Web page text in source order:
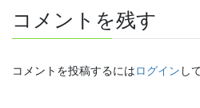
コメントを残す
コメントを投稿するにはログイン し